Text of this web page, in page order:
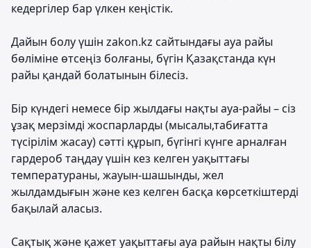
кедергілер бар үлкен кеңістік.
Дайын болу үшін zakon.kz сайтындағы ауа райы
бөліміне өтсеңіз болғаны, бүгін Қазақстанда күн
райы қандай болатынын білесіз.
Бір күндегі немесе бір жылдағы нақты ауа-райы – сіз
ұзақ мерзімді жоспарларды (мысалы,табиғатта
түсірілім жасау) сәтті құрып, бүгінгі күнге арналған
гардероб таңдау үшін кез келген уақыттағы
температураны, жауын-шашынды, жел
жылдамдығын және кез келген басқа көрсеткіштерді
бақылай аласыз.
Сақтық және қажет уақыттағы ауа райын нақты білу